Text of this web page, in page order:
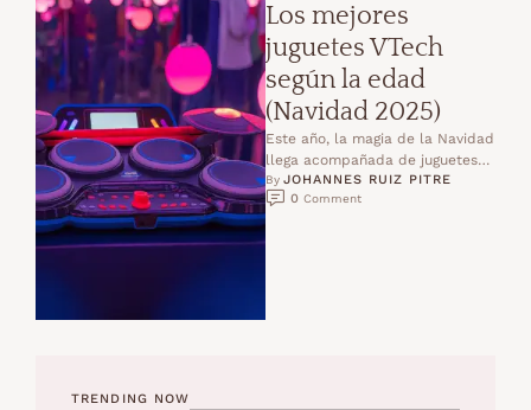
Los mejores
juguetes VTech
según la edad
(Navidad 2025)
Este año, la magia de la Navidad
llega acompañada de juguetes
que no solo entretienen, sino
que educan, …
By JOHANNES RUIZ PITRE
0 Comment
TRENDING NOW